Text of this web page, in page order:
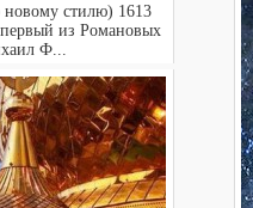
новому стилю) 1613
из Романовых
Ф...